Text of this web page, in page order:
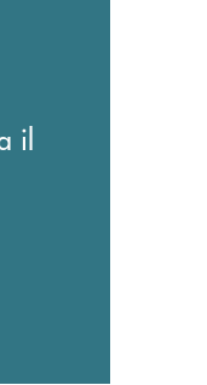
il
FINESTRA